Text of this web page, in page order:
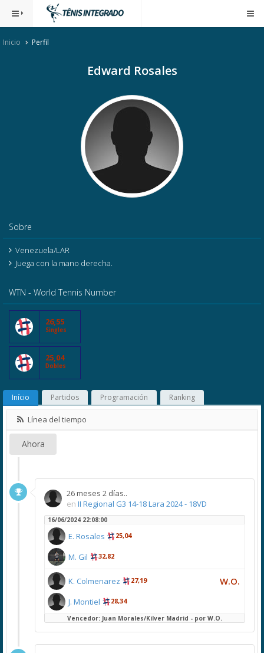
Inicio Perfil
Edward Rosales
Sobre
Venezuela/LAR
Juega con la mano derecha.
WTN - World Tennis Number
26,55
Singles
25,04
Dobles
Início Partidos Programación Ranking
Línea del tiempo
Ahora
26 meses 2 días..
en II Regional G3 14-18 Lara 2024 - 18VD
16/06/2024 22:08:00
E. Rosales 25,04
M. Gil 32,82
K. Colmenarez 27,19
J. Montiel 28,34
W.O.
Vencedor: Juan Morales/Kilver Madrid - por W.O.